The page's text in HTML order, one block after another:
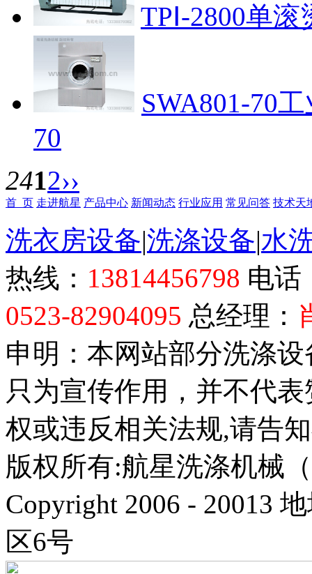
TPⅠ-2800单滚
SWA801-70
70
2412››
首 页 走进航星 产品中心 新闻动态 行业应用 常见问答 技术天
洗衣房设备|洗涤设备|水
热线： 13814456798 电话
0523-82904095 总经理：
申明：本网站部分洗涤
只为宣传作用，并不代
权或违反相关法规,请告
版权所有:航星洗涤机械
Copyright 2006 - 20013
区6号